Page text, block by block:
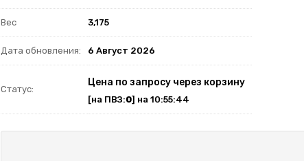
Вес 3,175
Дата обновления: 6 Август 2026
Статус:
Цена по запросу через корзину
[на ПВЗ:0] на 10:55:44